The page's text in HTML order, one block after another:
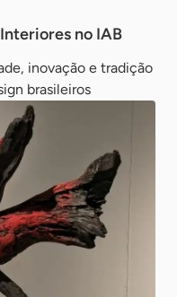
no IAB
inovação e tradição
brasileiros